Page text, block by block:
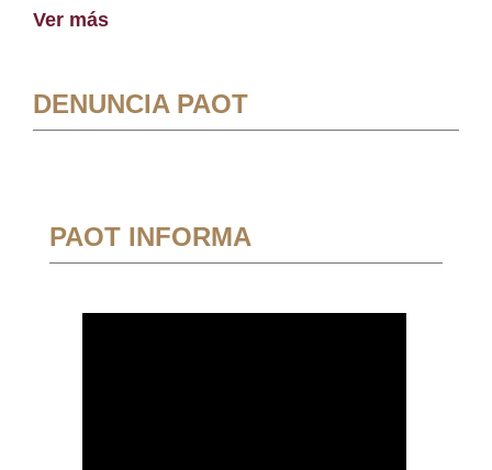
Ver más
DENUNCIA PAOT
PAOT INFORMA